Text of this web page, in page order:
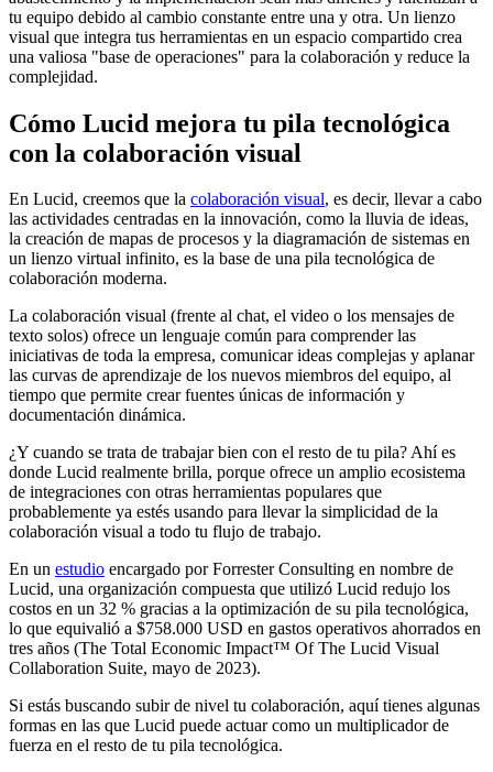
tu equipo debido al cambio constante entre una y otra. Un lienzo
visual que integra tus herramientas en un espacio compartido crea
una valiosa "base de operaciones" para la colaboración y reduce la
complejidad.
Cómo Lucid mejora tu pila tecnológica
con la colaboración visual
En Lucid, creemos que la colaboración visual, es decir, llevar a cabo
las actividades centradas en la innovación, como la lluvia de ideas,
la creación de mapas de procesos y la diagramación de sistemas en
un lienzo virtual infinito, es la base de una pila tecnológica de
colaboración moderna.
La colaboración visual (frente al chat, el video o los mensajes de
texto solos) ofrece un lenguaje común para comprender las
iniciativas de toda la empresa, comunicar ideas complejas y aplanar
las curvas de aprendizaje de los nuevos miembros del equipo, al
tiempo que permite crear fuentes únicas de información y
documentación dinámica.
¿Y cuando se trata de trabajar bien con el resto de tu pila? Ahí es
donde Lucid realmente brilla, porque ofrece un amplio ecosistema
de integraciones con otras herramientas populares que
probablemente ya estés usando para llevar la simplicidad de la
colaboración visual a todo tu flujo de trabajo.
En un estudio encargado por Forrester Consulting en nombre de
Lucid, una organización compuesta que utilizó Lucid redujo los
costos en un 32 % gracias a la optimización de su pila tecnológica,
lo que equivalió a $758.000 USD en gastos operativos ahorrados en
tres años (The Total Economic Impact™ Of The Lucid Visual
Collaboration Suite, mayo de 2023).
Si estás buscando subir de nivel tu colaboración, aquí tienes algunas
formas en las que Lucid puede actuar como un multiplicador de
fuerza en el resto de tu pila tecnológica.